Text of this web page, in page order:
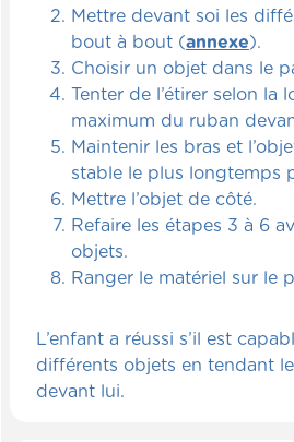
Mettre devant soi les
bout à bout (annexe).
Choisir un objet dans le
Tenter de l’étirer selon la
maximum du ruban
Maintenir les bras et
stable le plus longtemps
Mettre l’objet de côté.
Refaire les étapes 3 à 6
objets.
Ranger le matériel sur le
L’enfant a réussi s’il est
différents objets en tendant
devant lui.